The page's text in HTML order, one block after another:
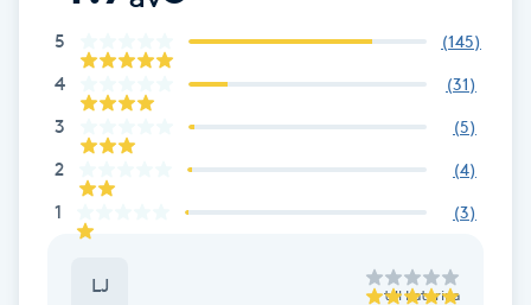
Celluliter
Coachning
Color correction
5 (145)
4 (31)
3 (5)
2 (4)
1 (3)
LJ till Katarina